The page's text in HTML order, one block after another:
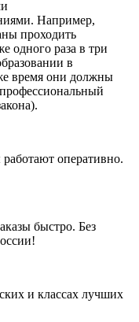
Например,
проходить
одного раза в три
в
время они должны
оперативно.
быстро. Без
и классах лучших